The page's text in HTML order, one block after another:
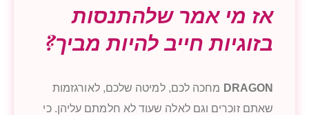
אז מי אמר שלהתנסות
בזוגיות חייב להיות מביך?
DRAGON מחכה לכם, למיטה שלכם, לאורגזמות
שאתם זוכרים וגם לאלה שעוד לא חלמתם עליהן. כי